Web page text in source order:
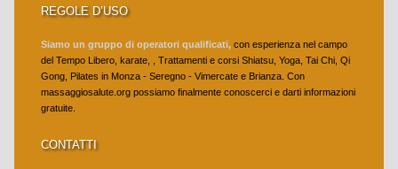
Tai Chi Corsi
Tai Chi Insegnante
Tai Chi Galleria
Yoga Presentazioni
REGOLE D’USO
Siamo un gruppo di operatori qualificati,con esperienza nel campo
del Tempo Libero, karate, , Trattamenti e corsi Shiatsu, Yoga, Tai Chi, Qi
Gong, Pilates in Monza - Seregno - Vimercate e Brianza. Con
massaggiosalute.org possiamo finalmente conoscerci e darti informazioni
gratuite.
CONTATTI